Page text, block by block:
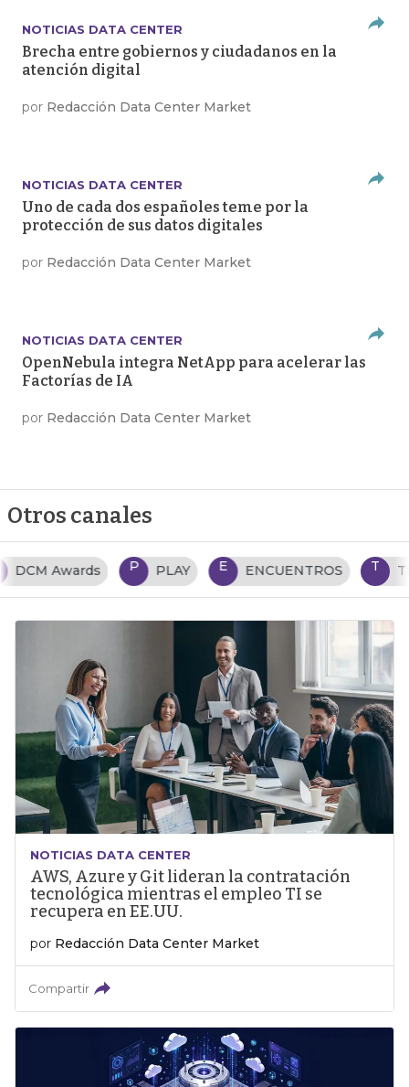
NOTICIAS DATA CENTER
Brecha entre gobiernos y ciudadanos en la
atención digital
por Redacción Data Center Market
NOTICIAS DATA CENTER
Uno de cada dos españoles teme por la
protección de sus datos digitales
por Redacción Data Center Market
NOTICIAS DATA CENTER
OpenNebula integra NetApp para acelerar las
Factorías de IA
por Redacción Data Center Market
Otros canales
P PLAY E ENCUENTROS T TENDENCIAS TI
NOTICIAS DATA CENTER
AWS, Azure y Git lideran la contratación
tecnológica mientras el empleo TI se
recupera en EE.UU.
por Redacción Data Center Market
Compartir